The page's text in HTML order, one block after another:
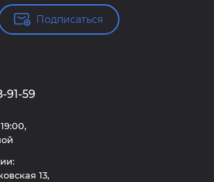
Подписаться
91-59
13,